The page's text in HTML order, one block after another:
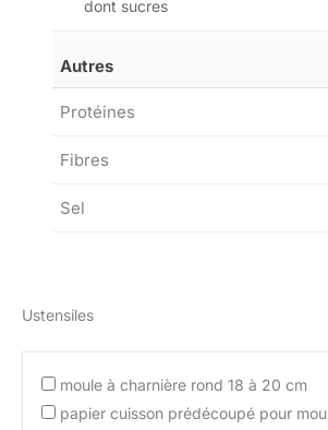
dont sucres
Autres
Protéines
Fibres
Sel
Ustensiles
moule à charnière rond 18 à 20 cm
papier cuisson prédécoupé pour